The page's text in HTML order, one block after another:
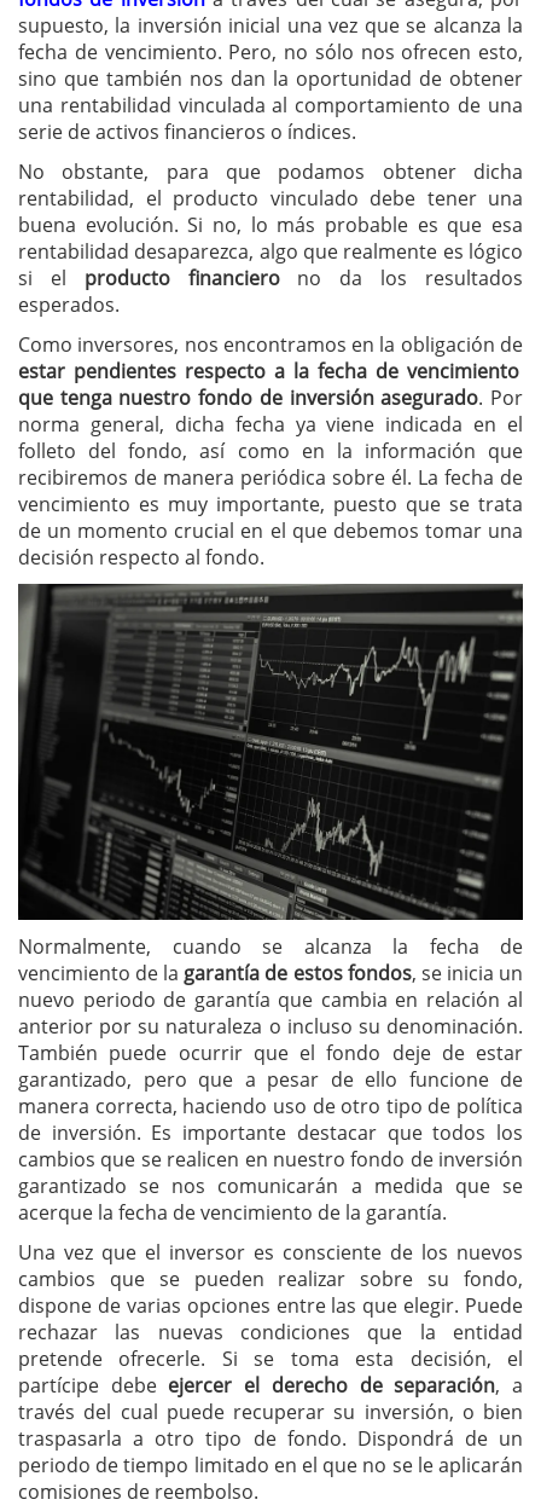
supuesto, la inversión inicial una vez que se alcanza la
fecha de vencimiento. Pero, no sólo nos ofrecen esto,
sino que también nos dan la oportunidad de obtener
una rentabilidad vinculada al comportamiento de una
serie de activos financieros o índices.
No obstante, para que podamos obtener dicha
rentabilidad, el producto vinculado debe tener una
buena evolución. Si no, lo más probable es que esa
rentabilidad desaparezca, algo que realmente es lógico
si el producto financierono da los resultados
esperados.
Como inversores, nos encontramos en la obligación de
estar pendientes respecto a la fecha de vencimiento
que tenga nuestro fondo de inversión asegurado. Por
norma general, dicha fecha ya viene indicada en el
folleto del fondo, así como en la información que
recibiremos de manera periódica sobre él. La fecha de
vencimiento es muy importante, puesto que se trata
de un momento crucial en el que debemos tomar una
decisión respecto al fondo.
Normalmente, cuando se alcanza la fecha de
vencimiento de la garantía de estos fondos, se inicia un
nuevo periodo de garantía que cambia en relación al
anterior por su naturaleza o incluso su denominación.
También puede ocurrir que el fondo deje de estar
garantizado, pero que a pesar de ello funcione de
manera correcta, haciendo uso de otro tipo de política
de inversión. Es importante destacar que todos los
cambios que se realicen en nuestro fondo de inversión
garantizado se nos comunicarán a medida que se
acerque la fecha de vencimiento de la garantía.
Una vez que el inversor es consciente de los nuevos
cambios que se pueden realizar sobre su fondo,
dispone de varias opciones entre las que elegir. Puede
rechazar las nuevas condiciones que la entidad
pretende ofrecerle. Si se toma esta decisión, el
partícipe debe ejercer el derecho de separación, a
través del cual puede recuperar su inversión, o bien
traspasarla a otro tipo de fondo. Dispondrá de un
periodo de tiempo limitado en el que no se le aplicarán
comisiones de reembolso.